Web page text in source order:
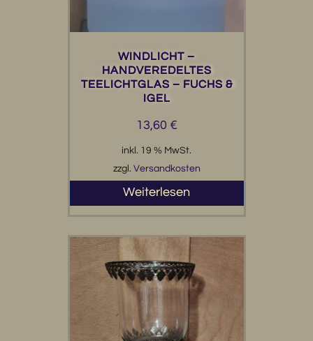
WINDLICHT –
HANDVEREDELTES
TEELICHTGLAS – FUCHS &
IGEL
13,60 €
inkl. 19 % MwSt.
zzgl. Versandkosten
Weiterlesen